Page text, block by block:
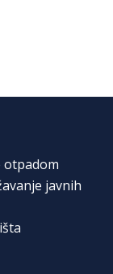
otpadom
javnih